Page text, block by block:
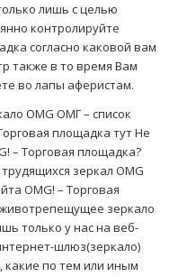
лишь с целью
контролируйте
согласно каковой вам
также в то время Вам
во лапы аферистам.
OMG ОМГ – список
площадка тут Не
– Торговая площадка?
зеркал OMG
OMG! – Торговая
зеркало
только у нас на веб-
шлюз(зеркало)
какие по тем или иным